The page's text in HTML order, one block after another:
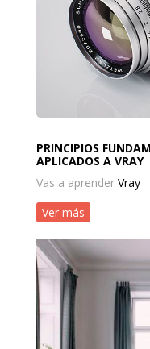
PRINCIPIOS
APLICADOS A VRAY
Vas a aprender Vray
Ver más